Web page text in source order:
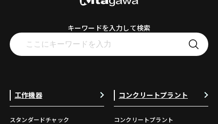
キーワードを入力して検索
工作機器
スタンダードチャック
コンクリートプラント
コンクリートプラント